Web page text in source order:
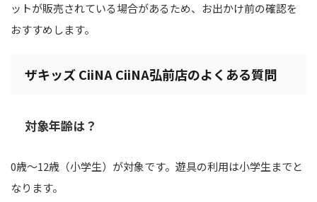
ットが販売されている場合があるため、お出かけ前の確認を
おすすめします。
ザキッズ CiiNA CiiNA弘前店のよくある質問
対象年齢は？
0歳～12歳（小学生）が対象です。遊具の利用は小学生までと
なります。